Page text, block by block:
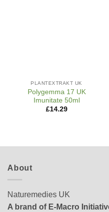
PLANTEXTRAKT UK
Polygemma 17 UK
Imunitate 50ml
£14.29
About
Naturemedies UK
A brand of E-Macro